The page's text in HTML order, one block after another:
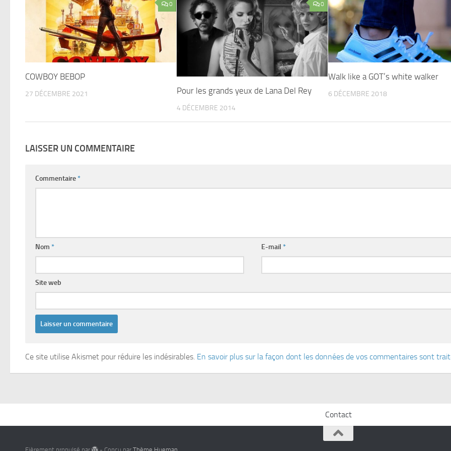
0
COWBOY BEBOP
27 DÉCEMBRE 2021
0
Pour les grands yeux de Lana Del Rey
4 DÉCEMBRE 2014
Walk like a GOT’s white walker
6 DÉCEMBRE 2018
LAISSER UN COMMENTAIRE
Commentaire*
Nom * E-mail*
Site web
Ce site utilise Akismet pour réduire les indésirables. En savoir plus sur la façon dont les données de vos commentaires sont
Contact